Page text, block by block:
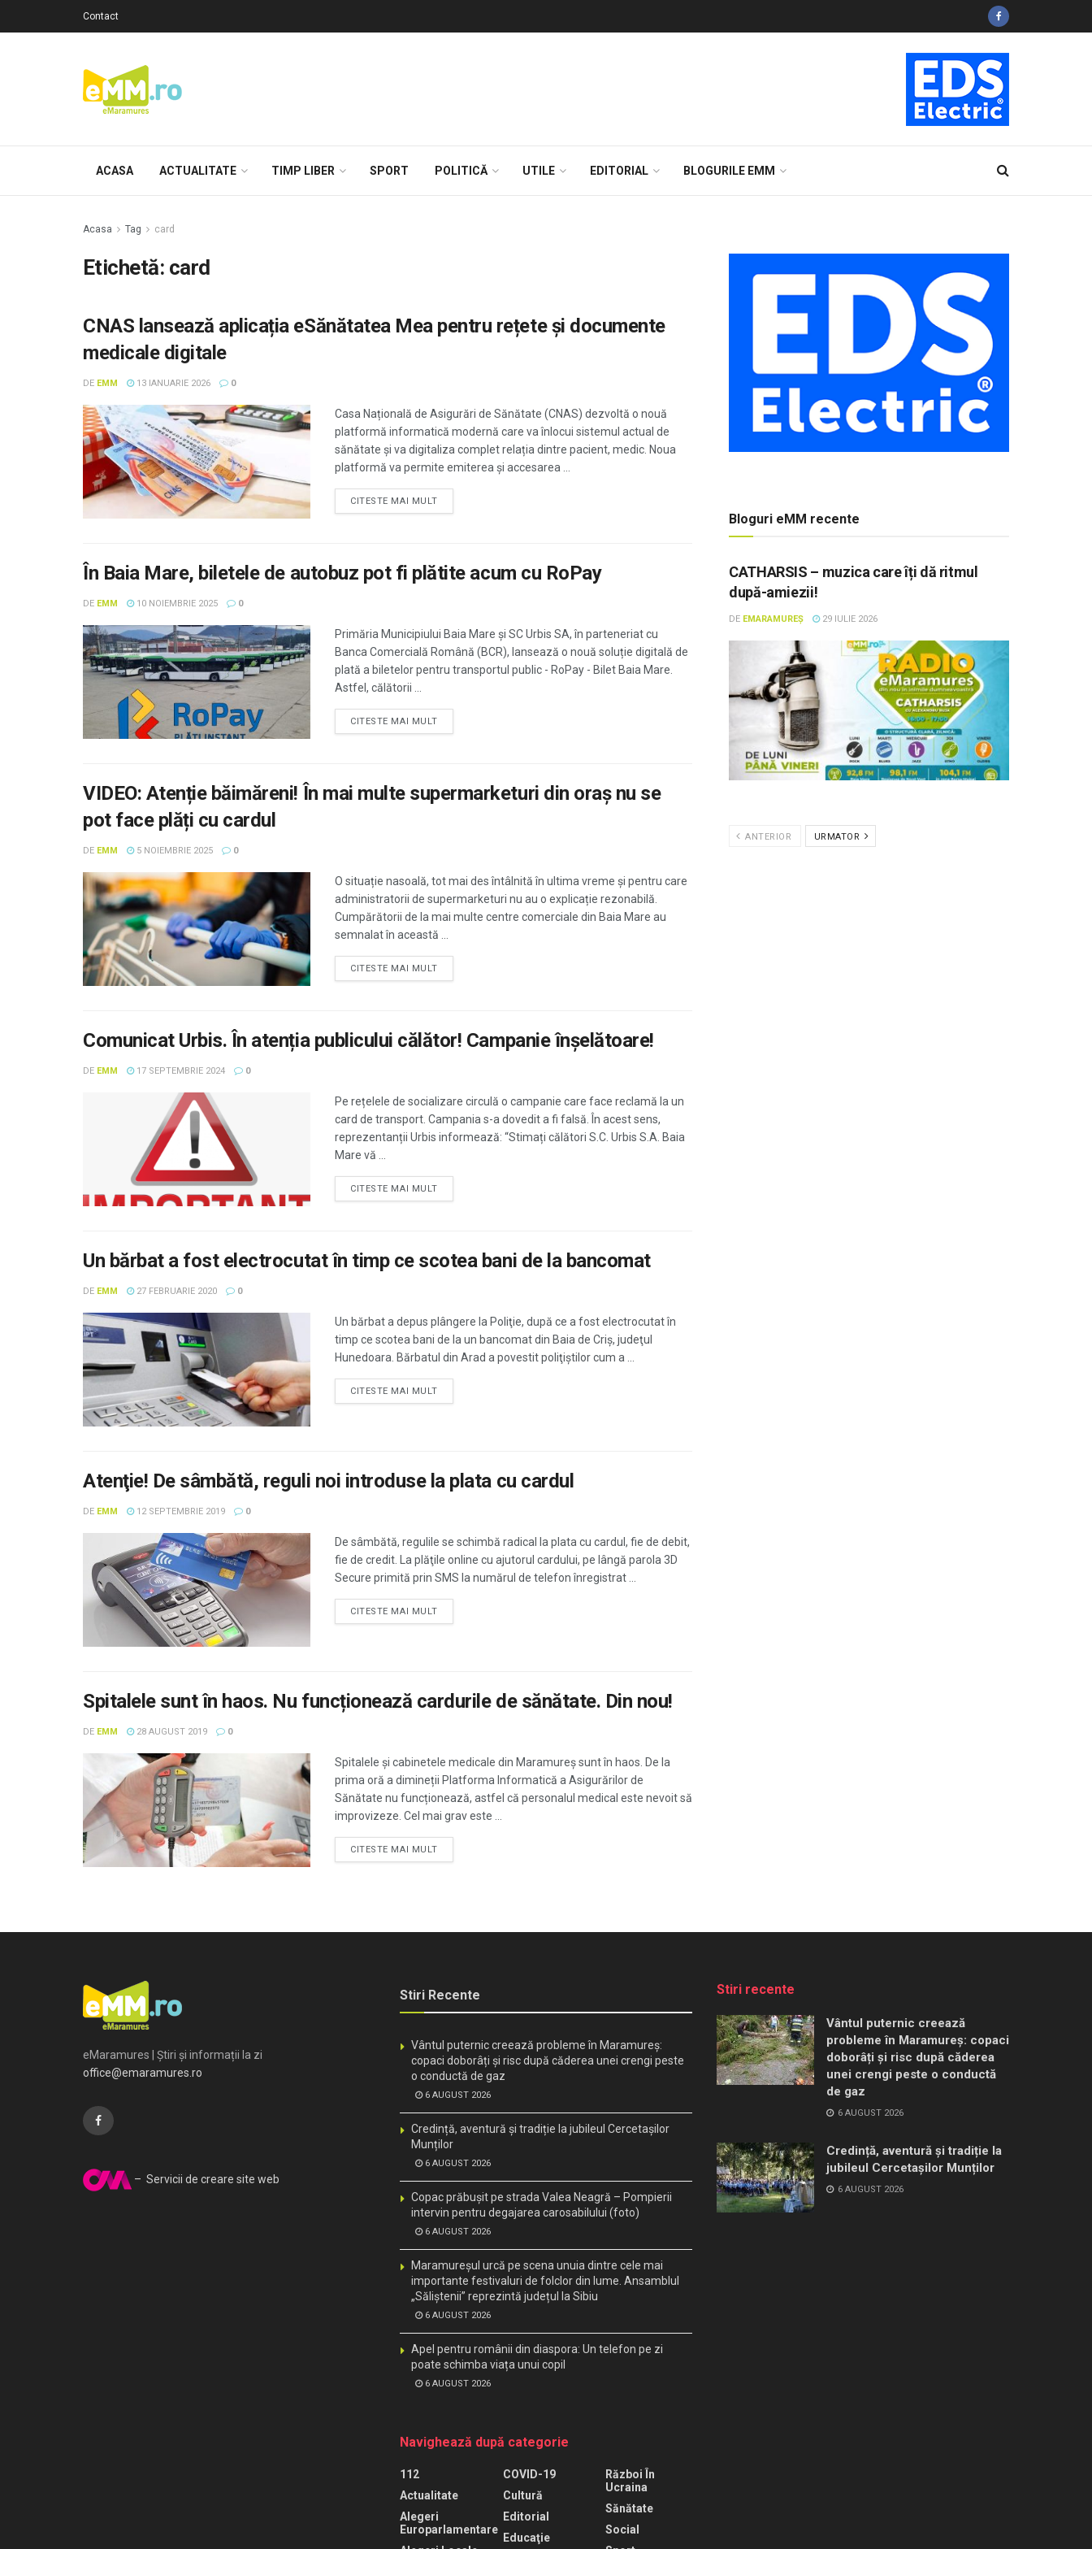
Contact
ACASA ACTUALITATE TIMP LIBER SPORT POLITICĂ UTILE EDITORIAL BLOGURILE EMM
Acasa Tag card
Etichetă: card
CNAS lansează aplicația eSănătatea Mea pentru rețete și documente
medicale digitale
DE EMM 13 IANUARIE 2026 0
Casa Națională de Asigurări de Sănătate (CNAS) dezvoltă o nouă
platformă informatică modernă care va înlocui sistemul actual de
sănătate și va digitaliza complet relația dintre pacient, medic. Noua
platformă va permite emiterea și accesarea ...
CITESTE MAI MULT
În Baia Mare, biletele de autobuz pot fi plătite acum cu RoPay
DE EMM 10 NOIEMBRIE 2025 0
Primăria Municipiului Baia Mare și SC Urbis SA, în parteneriat cu
Banca Comercială Română (BCR), lansează o nouă soluție digitală de
plată a biletelor pentru transportul public - RoPay - Bilet Baia Mare.
Astfel, călătorii ...
CITESTE MAI MULT
VIDEO: Atenție băimăreni! În mai multe supermarketuri din oraș nu se
pot face plăți cu cardul
DE EMM 5 NOIEMBRIE 2025 0
O situație nasoală, tot mai des întâlnită în ultima vreme și pentru care
administratorii de supermarketuri nu au o explicație rezonabilă.
Cumpărătorii de la mai multe centre comerciale din Baia Mare au
semnalat în această ...
CITESTE MAI MULT
Comunicat Urbis. În atenția publicului călător! Campanie înșelătoare!
DE EMM 17 SEPTEMBRIE 2024 0
Pe rețelele de socializare circulă o campanie care face reclamă la un
card de transport. Campania s-a dovedit a fi falsă. În acest sens,
reprezentanții Urbis informează: “Stimați călători S.C. Urbis S.A. Baia
Mare vă ...
CITESTE MAI MULT
Un bărbat a fost electrocutat în timp ce scotea bani de la bancomat
DE EMM 27 FEBRUARIE 2020 0
Un bărbat a depus plângere la Poliţie, după ce a fost electrocutat în
timp ce scotea bani de la un bancomat din Baia de Criş, judeţul
Hunedoara. Bărbatul din Arad a povestit poliţiştilor cum a ...
CITESTE MAI MULT
Atenţie! De sâmbătă, reguli noi introduse la plata cu cardul
DE EMM 12 SEPTEMBRIE 2019 0
De sâmbătă, regulile se schimbă radical la plata cu cardul, fie de debit,
fie de credit. La plăţile online cu ajutorul cardului, pe lângă parola 3D
Secure primită prin SMS la numărul de telefon înregistrat ...
CITESTE MAI MULT
Spitalele sunt în haos. Nu funcționează cardurile de sănătate. Din nou!
DE EMM 28 AUGUST 2019 0
Spitalele și cabinetele medicale din Maramureș sunt în haos. De la
prima oră a dimineții Platforma Informatică a Asigurărilor de
Sănătate nu funcționează, astfel că personalul medical este nevoit să
improvizeze. Cel mai grav este ...
CITESTE MAI MULT
Bloguri eMM recente
CATHARSIS – muzica care îți dă ritmul
după-amiezii!
DE EMARAMUREȘ 29 IULIE 2026
ANTERIOR URMATOR
eMaramures | Știri și informații la zi
office@emaramures.ro
– Servicii de creare site web
Stiri Recente
Vântul puternic creează probleme în Maramureș:
copaci doborâți și risc după căderea unei crengi peste
o conductă de gaz
6 AUGUST 2026
Credință, aventură și tradiție la jubileul Cercetașilor
Munților
6 AUGUST 2026
Copac prăbușit pe strada Valea Neagră – Pompierii
intervin pentru degajarea carosabilului (foto)
6 AUGUST 2026
Maramureșul urcă pe scena unuia dintre cele mai
importante festivaluri de folclor din lume. Ansamblul
„Săliștenii” reprezintă județul la Sibiu
6 AUGUST 2026
Apel pentru românii din diaspora: Un telefon pe zi
poate schimba viața unui copil
6 AUGUST 2026
Navighează după categorie
112
Actualitate
Alegeri
Europarlamentare
COVID-19
Cultură
Editorial
Educaţie
Război În
Ucraina
Sănătate
Social
Stiri recente
Vântul puternic creează
probleme în Maramureș: copaci
doborâți și risc după căderea
unei crengi peste o conductă
de gaz
6 AUGUST 2026
Credință, aventură și tradiție la
jubileul Cercetașilor Munților
6 AUGUST 2026